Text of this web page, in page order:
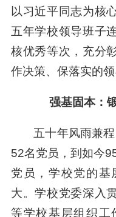
以习近平同志为核
五年学校领导班子
核优秀等次，充分
作决策、保落实的领
强基固本：
五十年风雨兼
52名党员，到如今
党员，学校党的基
大。学校党委深入
等学校基层组织工